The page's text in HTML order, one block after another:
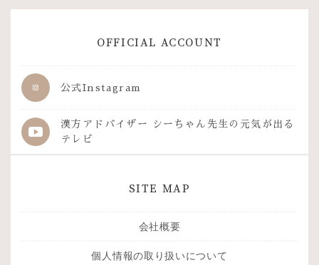
OFFICIAL ACCOUNT
公式Instagram
漢方アドバイザー シーちゃん先生の 元気が出る
テレビ
SITE MAP
会社概要
個人情報の取り扱いについて